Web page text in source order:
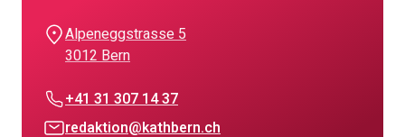
Alpeneggstrasse 5
3012 Bern
+41 31 307 14 37
redaktion@kathbern.ch